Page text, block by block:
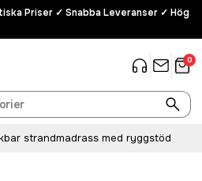
Priser ✓ Snabba Leveranser ✓ Hög
0
strandmadrass med ryggstöd